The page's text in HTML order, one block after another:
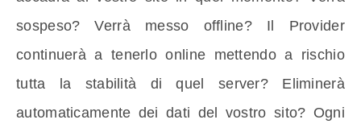
sospeso? Verrà messo offline? Il Provider
continuerà a tenerlo online mettendo a rischio
tutta la stabilità di quel server? Eliminerà
automaticamente dei dati del vostro sito? Ogni